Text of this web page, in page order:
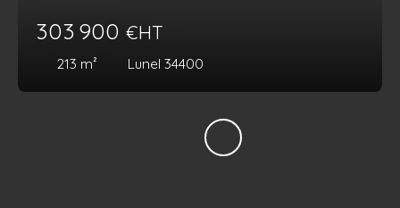
303 900 €HT
213 m² Lunel 34400